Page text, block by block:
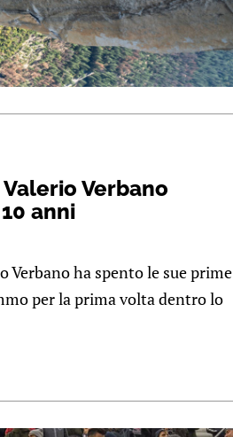
Verbano
anni
Verbano ha spento le sue prime
per la prima volta dentro lo